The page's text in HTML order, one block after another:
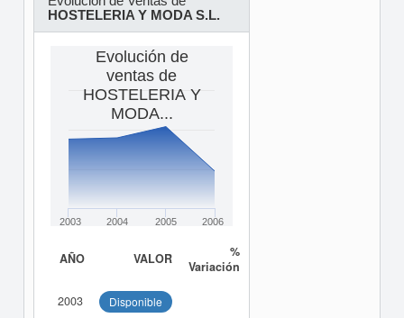
HOSTELERIA Y MODA S.L.
Evolución de
ventas de
HOSTELERIA Y
MODA...
2003 2004 2005 2006
AÑO VALOR
%
Variación
2003 Disponible